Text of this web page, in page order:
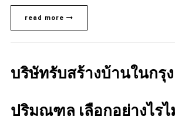
read more
บริษัทรับสร้างบ้านในกรุ
ปริมณฑล เลือกอย่างไร